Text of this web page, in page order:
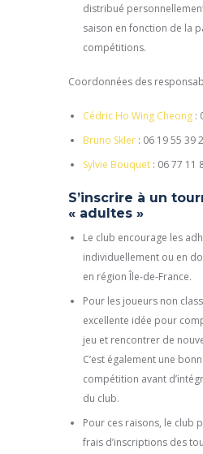
distribué
saison en fonction de la
compétitions.
Coordonnées des
Cédric Ho Wing Cheong :
Bruno Skler : 06 19 55 39
Sylvie Bouquet : 06 77 11
S’inscrire à un
« adultes »
Le club encourage les
individuellement ou en
en région Île-de-France.
Pour les joueurs non
excellente idée pour
jeu et rencontrer de
C’est également une
compétition avant
du club.
Pour ces raisons, le club
frais d’inscriptions des